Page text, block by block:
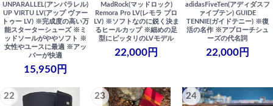
UNPARALLEL(アンパラレル)
UP VIRTU LV(アップ ヴァー
トゥー LV) ※完成度の高い万
能スターターシューズ ※ミ
ッドソールがややソフト ※
女性やユースに最適 ※アッ
パーが快適
15,950円
MadRock(マッドロック)
Remora Pro LV(レモラ プロ
LV) ※ソフトなのに鋭く決ま
るヒールカップ ※細めの足
型にピッタリのLVモデル
22,000円
adidasFiveTen(アディダスフ
ァイブテン) GUIDE
TENNIE(ガイドテニー) ※復
活の名作 ※アプローチシュ
ーズの代名詞
22,000円
22 23 24